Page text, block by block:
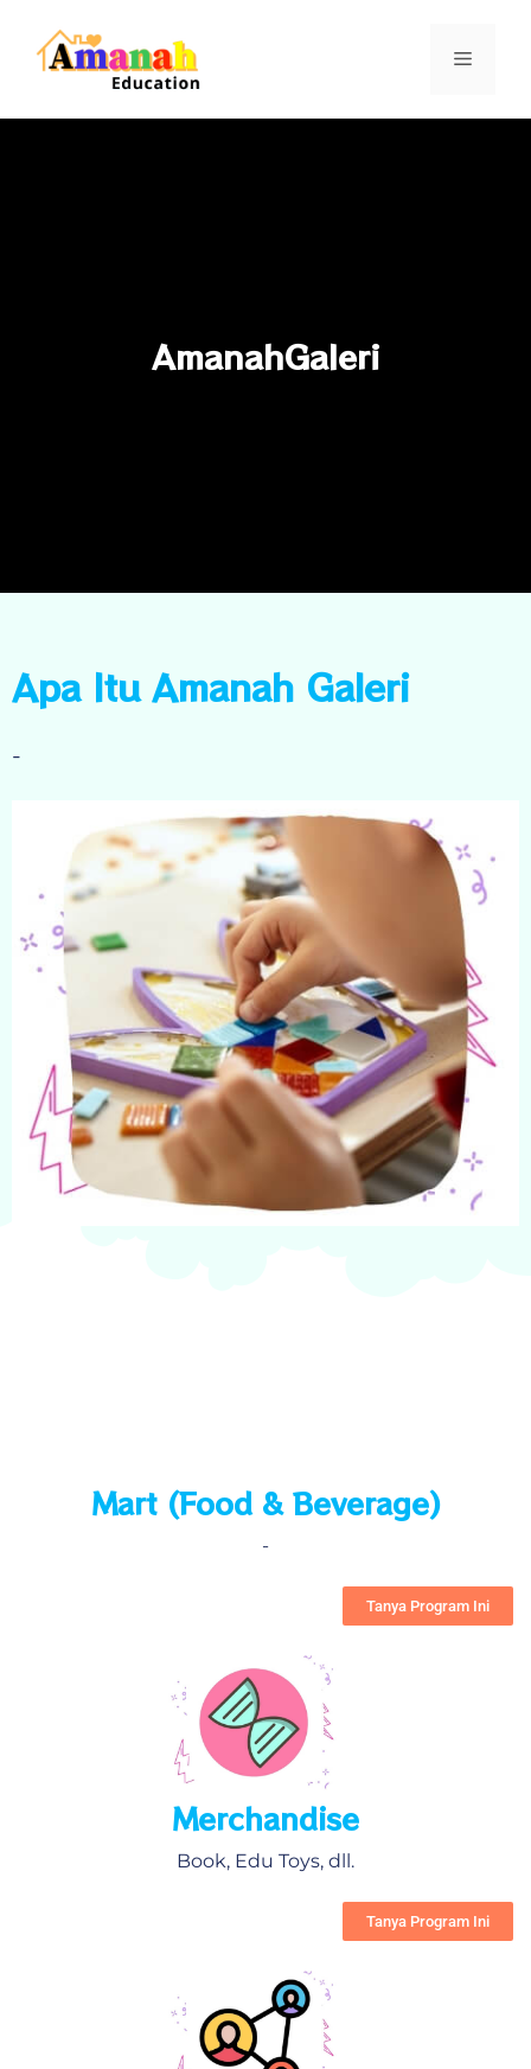
AmanahGaleri
Apa Itu Amanah Galeri
-
Mart (Food & Beverage)
-
Tanya Program Ini
Merchandise
Book, Edu Toys, dll.
Tanya Program Ini